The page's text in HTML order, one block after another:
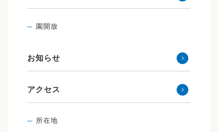
園開放
お知らせ
アクセス
所在地